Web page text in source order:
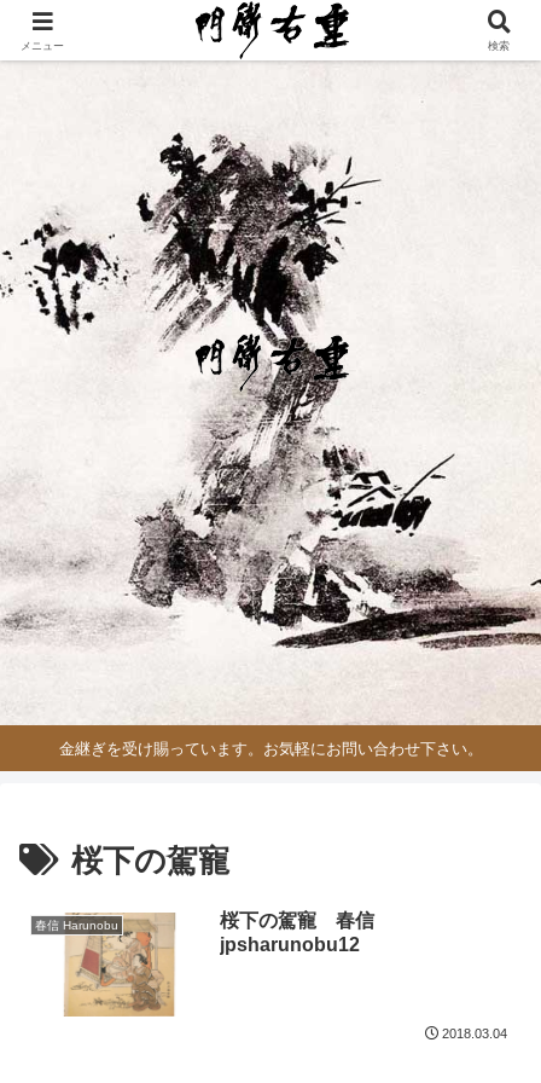
金継ぎを受け賜っています。お気軽にお問い合わせ下さい。
桜下の駕寵
春信 Harunobu
桜下の駕寵 春信
jpsharunobu12
2018.03.04
メニュー 検索